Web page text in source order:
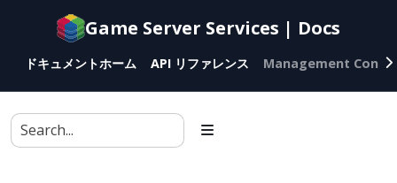
Documentation
agents
Game Server Services | Docs
ドキュメントホーム API リファレンス Management